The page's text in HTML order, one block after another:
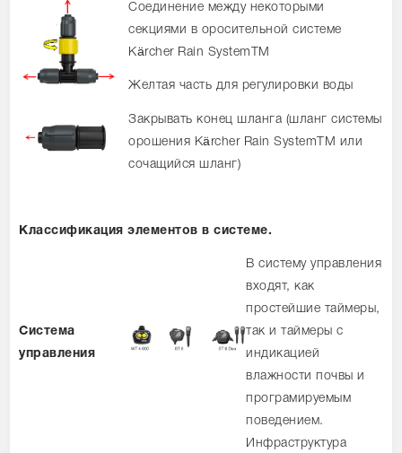
Соединение между некоторыми
секциями в оросительной системе
Kärcher Rain SystemTM
Желтая часть для регулировки воды
Закрывать конец шланга (шланг системы
орошения Kärcher Rain SystemTM или
сочащийся шланг)
Классификация элементов в системе.
Система
управления
В систему управления
входят, как
простейшие таймеры,
так и таймеры с
индикацией
влажности почвы и
програмируемым
поведением.
Инфраструктура